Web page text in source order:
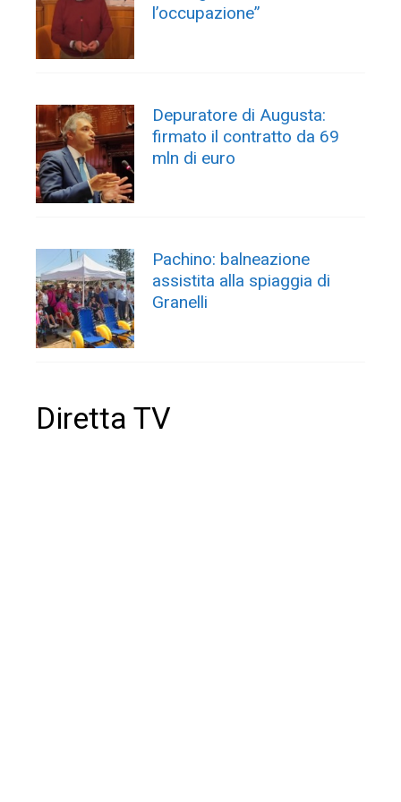
l’occupazione”
Depuratore di Augusta:
firmato il contratto da 69
mln di euro
Pachino: balneazione
assistita alla spiaggia di
Granelli
Diretta TV